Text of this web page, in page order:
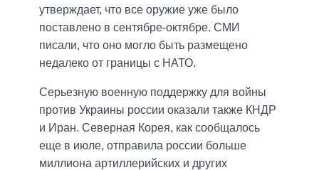
утверждает, что все оружие уже было
поставлено в сентябре-октябре. СМИ
писали, что оно могло быть размещено
недалеко от границы с НАТО.
Серьезную военную поддержку для войны
против Украины россии оказали также КНДР
и Иран. Северная Корея, как сообщалось
еще в июле, отправила россии больше
миллиона артиллерийских и других